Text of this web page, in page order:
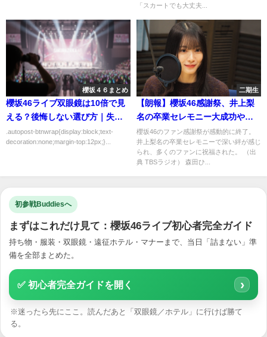
「スカートでも大丈夫...
櫻坂４６まとめ
櫻坂46ライブ双眼鏡は10倍で見
える？後悔しない選び方｜失敗
しない選び方を解説
.autopost-btnwrap{display:block;text-
decoration:none;margin-top:12px;}...
二期生
【朗報】櫻坂46感謝祭、井上梨
名の卒業セレモニー大成功やん
け！
櫻坂46のファン感謝祭が感動的に終了。
井上梨名の卒業セレモニーで深い絆が感じ
られ、多くのファンに祝福された。 （出
典 TBSラジオ） 森田ひ...
初参戦Buddiesへ
まずはこれだけ見て：櫻坂46ライブ初心者完全ガイド
持ち物・服装・双眼鏡・遠征ホテル・マナーまで、当日「詰まない」準
備を全部まとめた。
✅ 初心者完全ガイドを開く ›
※迷ったら先にここ。読んだあと「双眼鏡／ホテル」に行けば勝て
る。